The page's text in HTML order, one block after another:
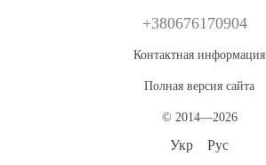
+380676170904
Контактная информация
Полная версия сайта
© 2014—2026
Укр Рус